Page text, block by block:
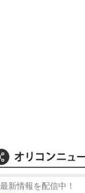
最新情報を配信中！